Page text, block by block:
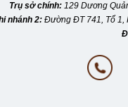
Trụ sở chính: 129 Dương
nhánh 2: Đường ĐT 741, Tổ 1,